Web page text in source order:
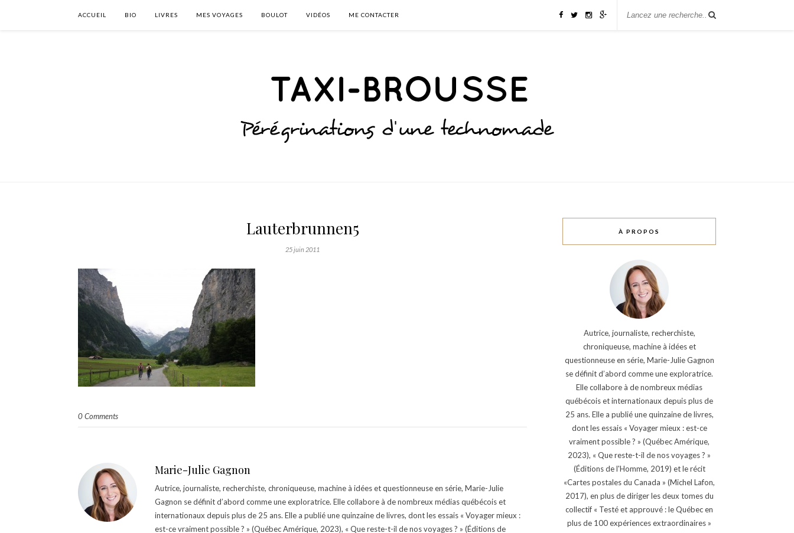
ACCUEIL BIO LIVRES MES VOYAGES BOULOT VIDÉOS ME CONTACTER
Lauterbrunnen5
25 juin 2011
0 Comments
Marie-Julie Gagnon
Autrice, journaliste, recherchiste, chroniqueuse, machine à idées et questionneuse en série, Marie-Julie
Gagnon se définit d’abord comme une exploratrice. Elle collabore à de nombreux médias québécois et
internationaux depuis plus de 25 ans. Elle a publié une quinzaine de livres, dont les essais « Voyager mieux :
est-ce vraiment possible ? » (Québec Amérique, 2023), « Que reste-t-il de nos voyages ? » (Éditions de
À PROPOS
Autrice, journaliste, recherchiste,
chroniqueuse, machine à idées et
questionneuse en série, Marie-Julie Gagnon
se définit d’abord comme une exploratrice.
Elle collabore à de nombreux médias
québécois et internationaux depuis plus de
25 ans. Elle a publié une quinzaine de livres,
dont les essais « Voyager mieux : est-ce
vraiment possible ? » (Québec Amérique,
2023), « Que reste-t-il de nos voyages ? »
(Éditions de l'Homme, 2019) et le récit
«Cartes postales du Canada » (Michel Lafon,
2017), en plus de diriger les deux tomes du
collectif « Testé et approuvé : le Québec en
plus de 100 expériences extraordinaires »